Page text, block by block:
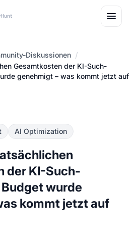
Diskussionen /
Gesamtkosten der KI-Such-
genehmigt – was kommt jetzt auf
AI Optimization
der KI-Such-
wurde
kommt jetzt auf